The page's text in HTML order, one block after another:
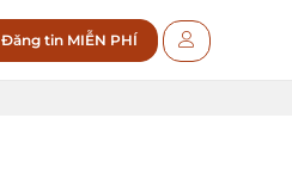
Đăng tin MIỄN PHÍ